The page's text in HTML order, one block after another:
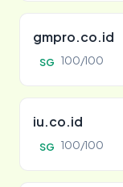
gmpro.co.id
SG 100/100
iu.co.id
SG 100/100